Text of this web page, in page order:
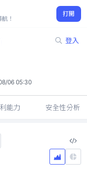
！
打開
登入
06 05:30
能力 安全性分析